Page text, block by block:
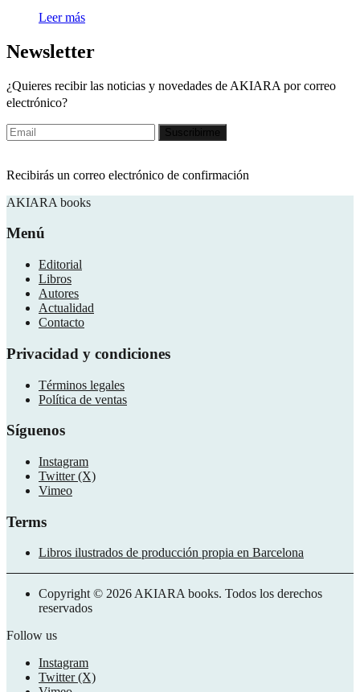
Leer más
Newsletter
¿Quieres recibir las noticias y novedades de AKIARA por correo
electrónico?
Recibirás un correo electrónico de confirmación
AKIARA books
Menú
Editorial
Libros
Autores
Actualidad
Contacto
Privacidad y condiciones
Términos legales
Política de ventas
Síguenos
Instagram
Twitter (X)
Vimeo
Terms
Libros ilustrados de producción propia en Barcelona
Copyright © 2026 AKIARA books. Todos los derechos
reservados
Follow us
Instagram
Twitter (X)